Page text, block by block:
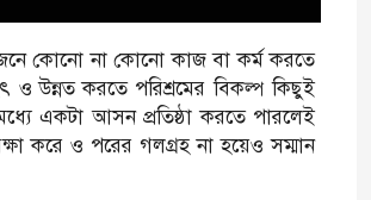
কোনো না কোনো কাজ বা কর্ম করতে
ও উন্নত করতে পরিশ্রমের বিকল্প কিছুই
একটা আসন প্রতিষ্ঠা করতে পারলেই
করে ও পরের গলগ্রহ না হয়েও সম্মান